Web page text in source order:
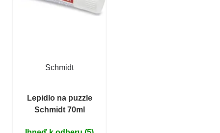
Schmidt
Lepidlo na puzzle
Schmidt 70ml